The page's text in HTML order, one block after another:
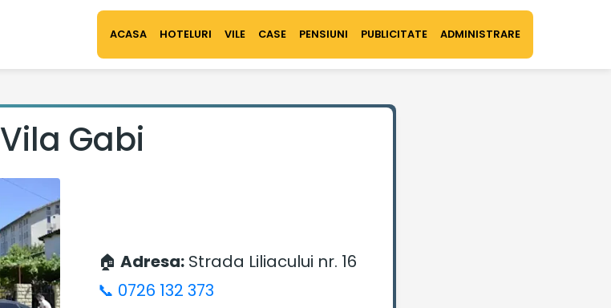
ACASA HOTELURI VILE CASE PENSIUNI PUBLICITATE ADMINISTRARE
Vila Gabi
🏠 Adresa: Strada Liliacului nr. 16
📞 0726 132 373